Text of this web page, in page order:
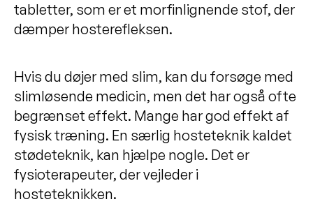
tabletter, som er et morfinlignende stof, der
dæmper hosterefleksen.
Hvis du døjer med slim, kan du forsøge med
slimløsende medicin, men det har også ofte
begrænset effekt. Mange har god effekt af
fysisk træning. En særlig hosteteknik kaldet
stødeteknik, kan hjælpe nogle. Det er
fysioterapeuter, der vejleder i
hosteteknikken.